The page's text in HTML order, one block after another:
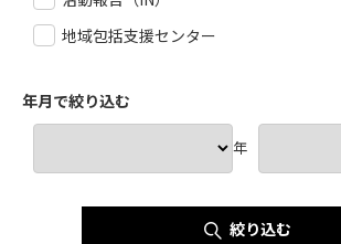
地域包括支援センター
年月で絞り込む
年
絞り込む